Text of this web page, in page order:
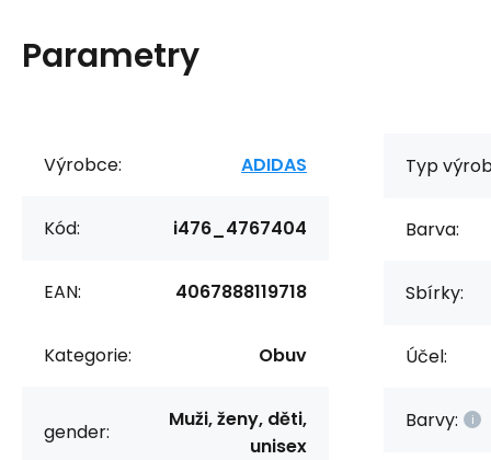
Parametry
Výrobce: ADIDAS
Kód: i476_4767404
EAN: 4067888119718
Kategorie: Obuv
gender:
Muži, ženy, děti,
unisex
Typ
Barva:
Sbírky:
Účel:
Barvy: